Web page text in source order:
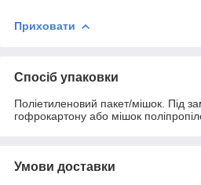
Приховати
Спосіб упаковки
Поліетиленовий пакет/мішок. Під
гофрокартону або мішок
Умови доставки